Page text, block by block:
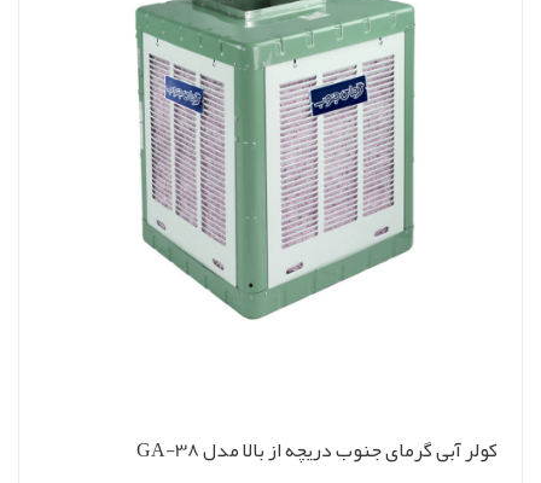
کولر آبی گرمای جنوب دریچه از بالا مدل GA-38